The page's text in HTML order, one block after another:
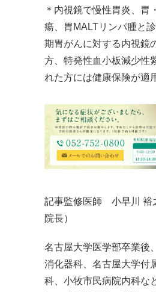
＊内視鏡で慢性胃炎、胃
瘍、胃MALTリンパ腫と
期胃がんに対する内視鏡
方、特発性血小板減少性
れた方には健康保険が適
記事監修医師 小早川 裕
院長）
名古屋大学医学部卒業後
消化器科、名古屋大学付
科、小牧市民病院内科な